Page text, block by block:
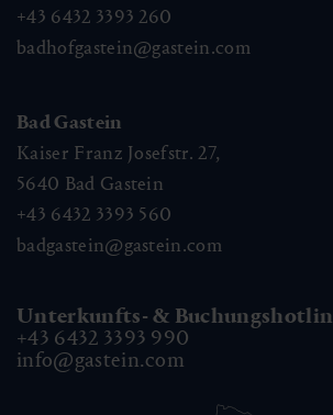
+43 6432 3393 260
badhofgastein@gastein.com
Bad Gastein
Kaiser Franz Josefstr. 27,
5640 Bad Gastein
+43 6432 3393 560
badgastein@gastein.com
Unterkunfts- &
+43 6432 3393 990
info@gastein.com